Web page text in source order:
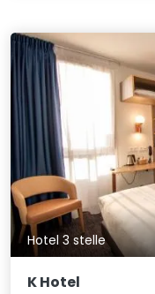
Hotel 3 stelle
K Hotel